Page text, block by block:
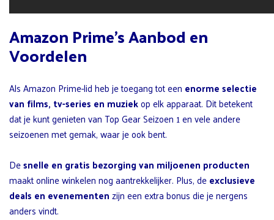
Amazon Prime’s Aanbod en
Voordelen
Als Amazon Prime-lid heb je toegang tot een enorme selectie
van films, tv-series en muziekop elk apparaat. Dit betekent
dat je kunt genieten van Top Gear Seizoen 1 en vele andere
seizoenen met gemak, waar je ook bent.
Desnelle en gratis bezorging van miljoenen producten
maakt online winkelen nog aantrekkelijker. Plus, deexclusieve
deals en evenementenzijn een extra bonus die je nergens
anders vindt.